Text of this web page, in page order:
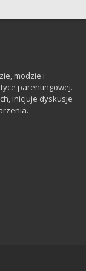
modzie i
parentingowej.
inicjuje dyskusje